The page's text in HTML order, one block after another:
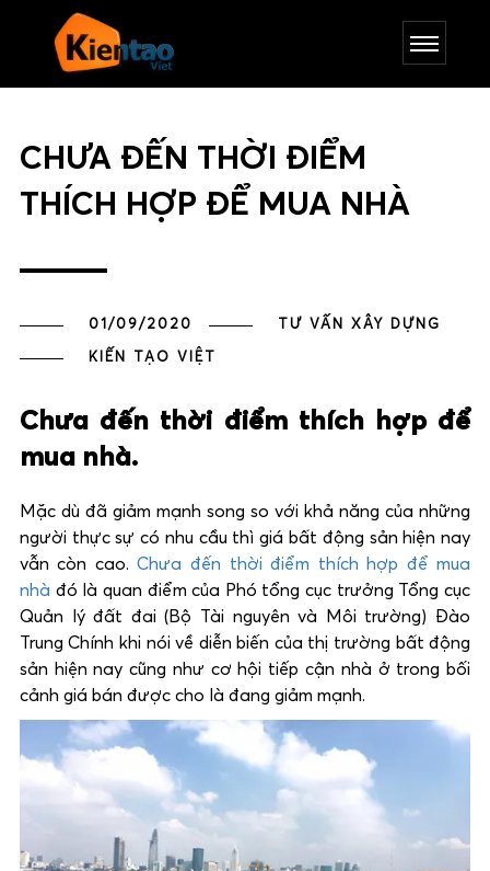
CHƯA ĐẾN THỜI ĐIỂM
THÍCH HỢP ĐỂ MUA NHÀ
01/09/2020 TƯ VẤN XÂY DỰNG
KIẾN TẠO VIỆT
Chưa đến thời điểm thích hợp để
mua nhà.
Mặc dù đã giảm mạnh song so với khả năng của những
người thực sự có nhu cầu thì giá bất động sản hiện nay
vẫn còn cao.Chưa đến thời điểm thích hợp để mua
nhà đó là quan điểm của Phó tổng cục trưởng Tổng cục
Quản lý đất đai (Bộ Tài nguyên và Môi trường) Đào
Trung Chính khi nói về diễn biến của thị trường bất động
sản hiện nay cũng như cơ hội tiếp cận nhà ở trong bối
cảnh giá bán được cho là đang giảm mạnh.